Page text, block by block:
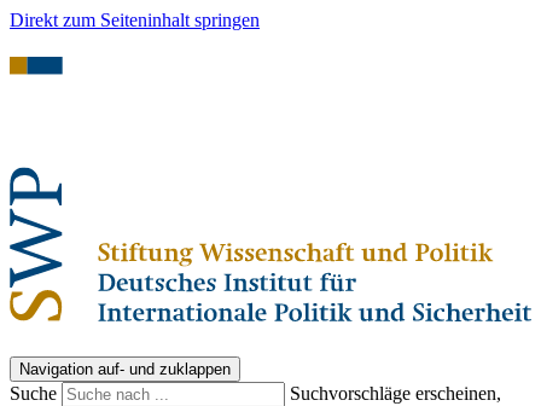
Direkt zum Seiteninhalt springen
Navigation auf- und zuklappen
Suche
Suchvorschläge erscheinen,